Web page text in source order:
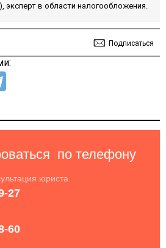
эксперт в области налогообложения.
Подписаться